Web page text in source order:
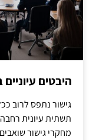
היבטים
גישור נתפס לרוב
תשתית עיונית
מחקרי גישור